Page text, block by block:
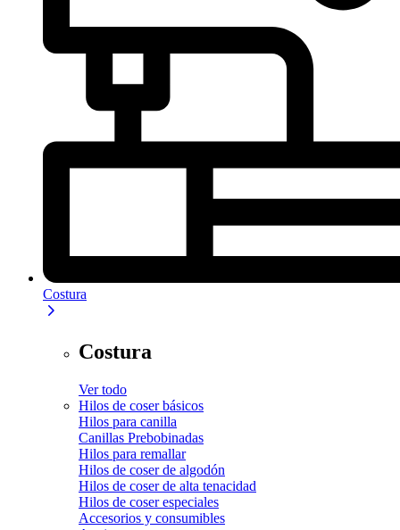
Costura
Costura
Ver todo
Hilos de coser básicos
Hilos para canilla
Canillas Prebobinadas
Hilos para remallar
Hilos de coser de algodón
Hilos de coser de alta tenacidad
Hilos de coser especiales
Accesorios y consumibles